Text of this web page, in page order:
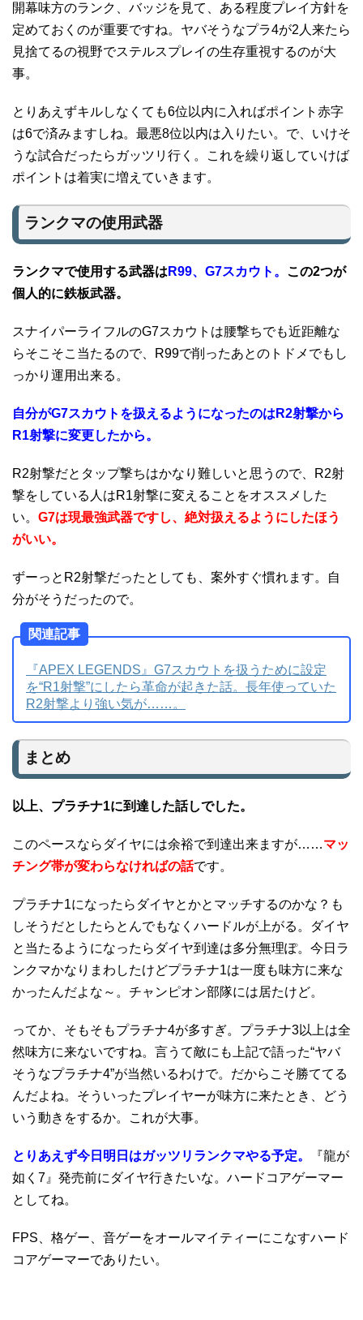
開幕味方のランク、バッジを見て、ある程度プレイ方針を
定めておくのが重要ですね。ヤバそうなプラ4が2人来たら
見捨てるの視野でステルスプレイの生存重視するのが大
事。
とりあえずキルしなくても6位以内に入ればポイント赤字
は6で済みますしね。最悪8位以内は入りたい。で、いけそ
うな試合だったらガッツリ行く。これを繰り返していけば
ポイントは着実に増えていきます。
ランクマの使用武器
ランクマで使用する武器は R99、G7スカウト。 この2つが
個人的に鉄板武器。
スナイパーライフルのG7スカウトは腰撃ちでも近距離な
らそこそこ当たるので、R99で削ったあとのトドメでもし
っかり運用出来る。
自分がG7スカウトを扱えるようになったのはR2射撃から
R1射撃に変更したから。
R2射撃だとタップ撃ちはかなり難しいと思うので、R2射
撃をしている人はR1射撃に変えることをオススメした
い。 G7は現最強武器ですし、絶対扱えるようにしたほう
がいい。
ずーっとR2射撃だったとしても、案外すぐ慣れます。自
分がそうだったので。
関連記事
『APEX LEGENDS』G7スカウトを扱うために設定
を“R1射撃”にしたら革命が起きた話。長年使っていた
R2射撃より強い気が……。
まとめ
以上、プラチナ1に到達した話しでした。
このペースならダイヤには余裕で到達出来ますが……マッ
チング帯が変わらなければの話です。
プラチナ1になったらダイヤとかとマッチするのかな？も
しそうだとしたらとんでもなくハードルが上がる。ダイヤ
と当たるようになったらダイヤ到達は多分無理ぽ。今日ラ
ンクマかなりまわしたけどプラチナ1は一度も味方に来な
かったんだよな～。チャンピオン部隊には居たけど。
ってか、そもそもプラチナ4が多すぎ。プラチナ3以上は全
然味方に来ないですね。言うて敵にも上記で語った“ヤバ
そうなプラチナ4”が当然いるわけで。だからこそ勝ててる
んだよね。そういったプレイヤーが味方に来たとき、どう
いう動きをするか。これが大事。
とりあえず今日明日はガッツリランクマやる予定。
『龍が
如く7』発売前にダイヤ行きたいな。ハードコアゲーマー
としてね。
FPS、格ゲー、音ゲーをオールマイティーにこなすハード
コアゲーマーでありたい。